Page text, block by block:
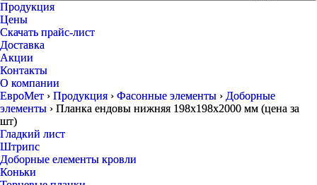
Продукция
Цены
Скачать прайс-лист
Доставка
Акции
Контакты
О компании
ЕвроМет › Продукция › Фасонные элементы › Доборные
элементы › Планка ендовы нижняя 198х198х2000 мм (цена за
шт)
Гладкий лист
Штрипс
Доборные елементы кровли
Коньки